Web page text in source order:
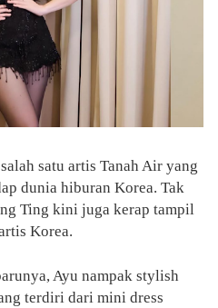
satu artis Tanah Air yang
dunia hiburan Korea. Tak
Ting kini juga kerap tampil
Korea.
Ayu nampak stylish
terdiri dari mini dress